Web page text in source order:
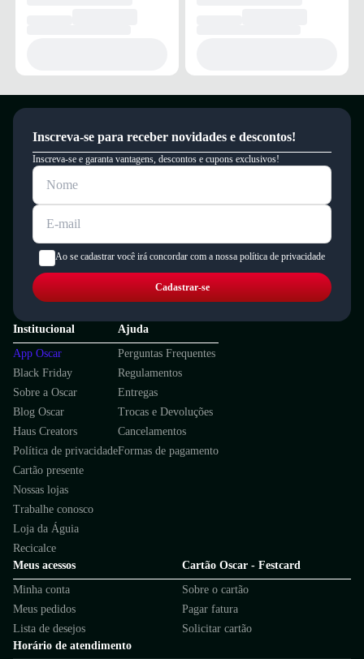
Inscreva-se para receber novidades e descontos!
Inscreva-se e garanta vantagens, descontos e cupons exclusivos!
Ao se cadastrar você irá concordar com a nossa política de privacidade
Cadastrar-se
Institucional
App Oscar
Black Friday
Sobre a Oscar
Blog Oscar
Haus Creators
Política de privacidade
Cartão presente
Nossas lojas
Trabalhe conosco
Loja da Águia
Recicalce
Ajuda
Perguntas Frequentes
Regulamentos
Entregas
Trocas e Devoluções
Cancelamentos
Formas de pagamento
Meus acessos
Minha conta
Meus pedidos
Lista de desejos
Cartão Oscar - Festcard
Sobre o cartão
Pagar fatura
Solicitar cartão
Horário de atendimento